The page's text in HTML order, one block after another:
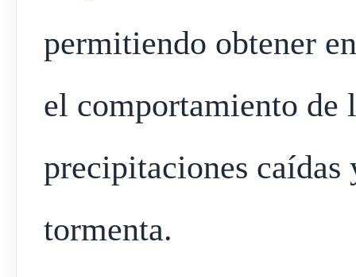
permitiendo obtener
el comportamiento de
precipitaciones caídas
tormenta.